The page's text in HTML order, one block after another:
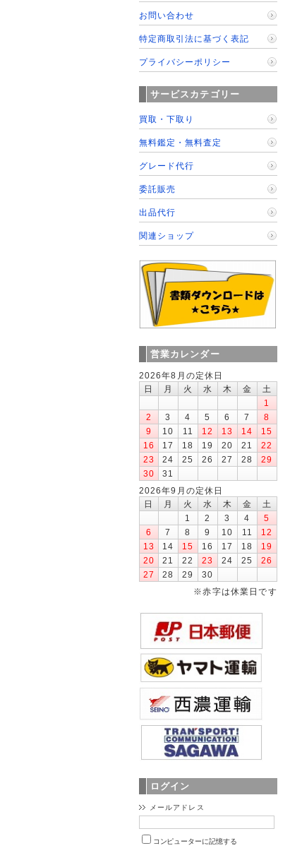
お問い合わせ
特定商取引法に基づく表記
プライバシーポリシー
サービスカテゴリー
買取・下取り
無料鑑定・無料査定
グレード代行
委託販売
出品代行
関連ショップ
営業カレンダー
2026年8月の定休日
日
月 火 水 木 金
土
1
2
3 4 5 6 7
8
9
10 11 12 13 14
15
16
17 18 19 20 21
22
23
24 25 26 27 28
29
30
31
2026年9月の定休日
日
月 火 水 木 金
土
1
2 3 4
5
6
7 8 9 10 11
12
13
14 15 16 17 18
19
20
21 22 23 24 25
26
27
28 29
30
※赤字は休業日です
ログイン
メールアドレス
コンピューターに記憶する